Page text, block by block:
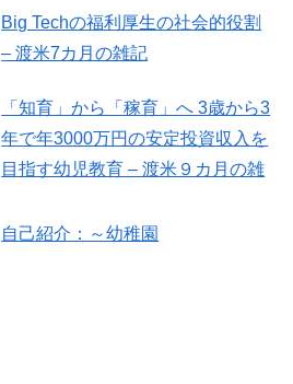
Big Techの福利厚生の社会的役割
– 渡米7カ月の雑記
「知育」から「稼育」へ 3歳から3
年で年3000万円の安定投資収入を
目指す幼児教育 – 渡米９カ月の雑
自己紹介：～幼稚園